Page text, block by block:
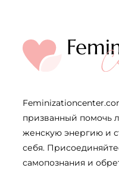
призванный помочь
женскую энергию и
себя.
самопознания и